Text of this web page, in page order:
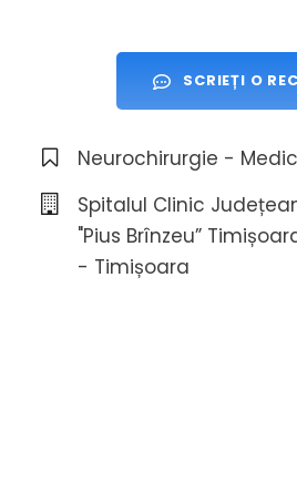
SCRIEȚI O
Neurochirurgie -
Spitalul Clinic
"Pius Brînzeu”
- Timișoara